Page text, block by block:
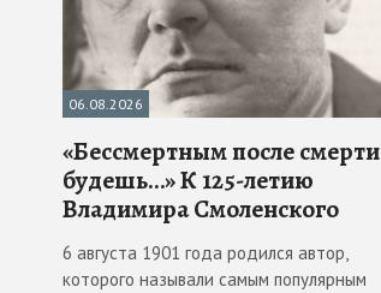
06.08.2026
«Бессмертным после смерти
будешь…» К 125-летию
Владимира Смоленского
6 августа 1901 года родился автор,
которого называли самым популярным